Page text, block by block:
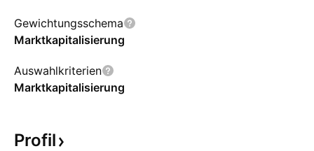
Gewichtungsschema
Marktkapitalisierung
Auswahlkriterien
Marktkapitalisierung
Profil